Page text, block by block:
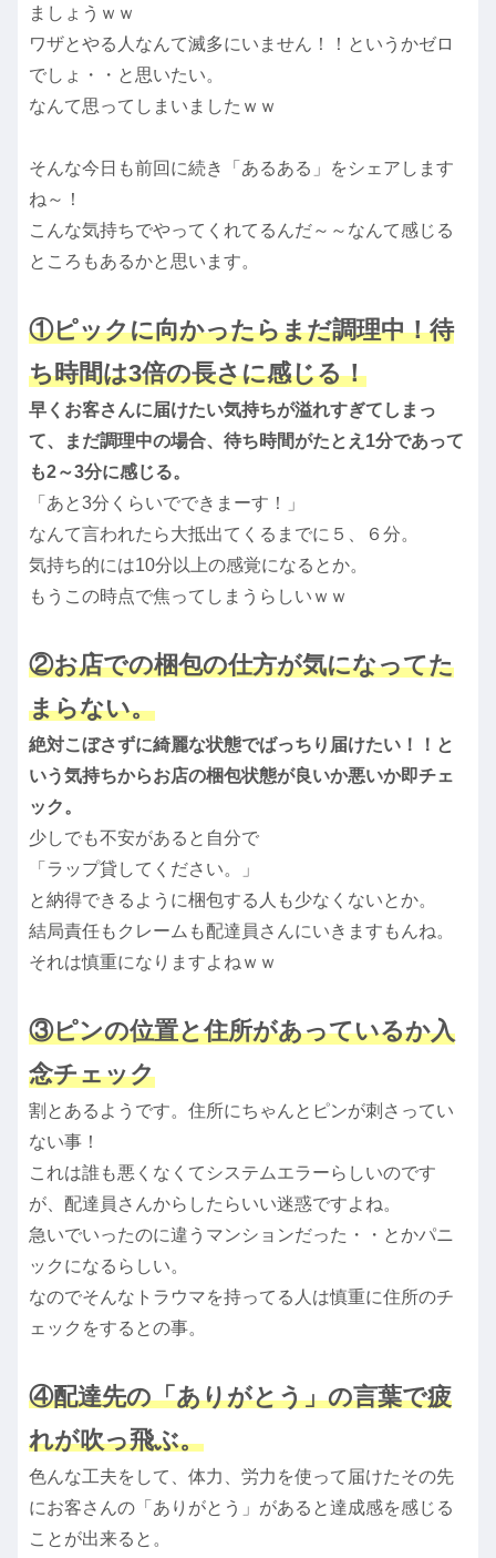
ましょうｗｗ
ワザとやる人なんて滅多にいません！！というかゼロ
でしょ・・と思いたい。
なんて思ってしまいましたｗｗ
そんな今日も前回に続き「あるある」をシェアします
ね～！
こんな気持ちでやってくれてるんだ～～なんて感じる
ところもあるかと思います。
①ピックに向かったらまだ調理中！待
ち時間は3倍の長さに感じる！
早くお客さんに届けたい気持ちが溢れすぎてしまっ
て、まだ調理中の場合、待ち時間がたとえ1分であって
も2～3分に感じる。
「あと3分くらいでできまーす！」
なんて言われたら大抵出てくるまでに５、６分。
気持ち的には10分以上の感覚になるとか。
もうこの時点で焦ってしまうらしいｗｗ
②お店での梱包の仕方が気になってた
まらない。
絶対こぼさずに綺麗な状態でばっちり届けたい！！と
いう気持ちからお店の梱包状態が良いか悪いか即チェ
ック。
少しでも不安があると自分で
「ラップ貸してください。」
と納得できるように梱包する人も少なくないとか。
結局責任もクレームも配達員さんにいきますもんね。
それは慎重になりますよねｗｗ
③ピンの位置と住所があっているか入
念チェック
割とあるようです。住所にちゃんとピンが刺さってい
ない事！
これは誰も悪くなくてシステムエラーらしいのです
が、配達員さんからしたらいい迷惑ですよね。
急いでいったのに違うマンションだった・・とかパニ
ックになるらしい。
なのでそんなトラウマを持ってる人は慎重に住所のチ
ェックをするとの事。
④配達先の「ありがとう」の言葉で疲
れが吹っ飛ぶ。
色んな工夫をして、体力、労力を使って届けたその先
にお客さんの「ありがとう」があると達成感を感じる
ことが出来ると。